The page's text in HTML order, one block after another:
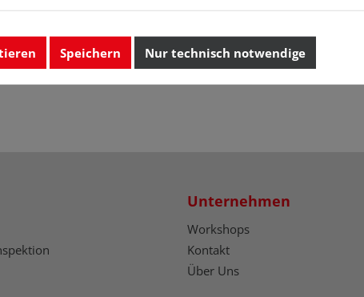
Unternehmen
Workshops
Kontakt
Über Uns
Speichern Nur technisch notwendige